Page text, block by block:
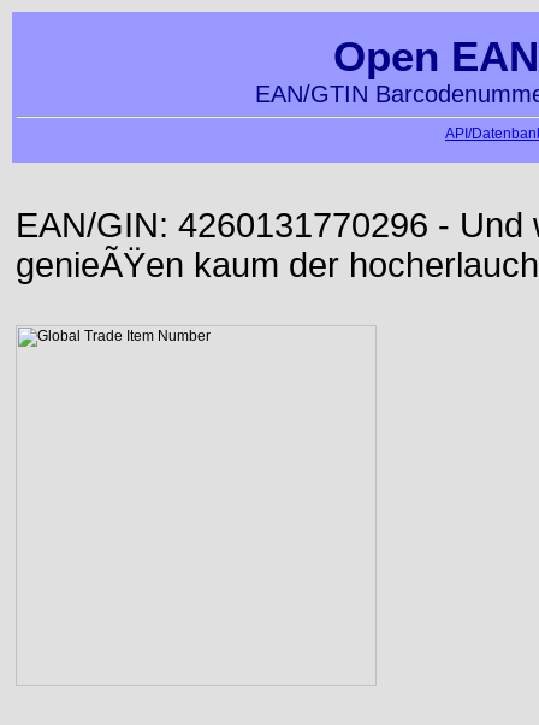
Open
EAN/GTIN
API/
EAN/GIN: 4260131770296 -
genieÃŸen kaum der